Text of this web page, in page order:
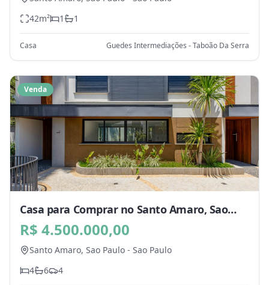
42m² 1 1
Casa Guedes Intermediações - Taboão Da Serra
Venda
Casa para Comprar no Santo Amaro, Sao
Paulo - SP
R$ 4.500.000,00
Santo Amaro, Sao Paulo - Sao Paulo
4
6 4